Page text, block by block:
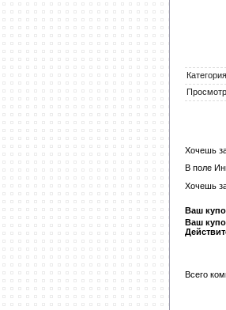
Категория
Хочешь
В поле
Хочешь
Ваш
Ваш
Всего